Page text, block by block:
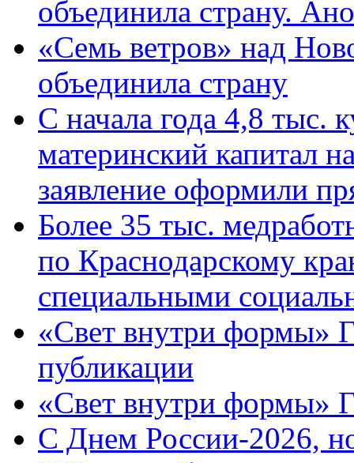
объединила страну.
«Семь ветров» над
объединила страну
С начала года 4,8 тыс.
материнский капитал
заявление оформили
Более 35 тыс.
по Краснодарскому
специальными
«Свет внутри формы»
публикации
«Свет внутри формы»
C Днем России-2026,